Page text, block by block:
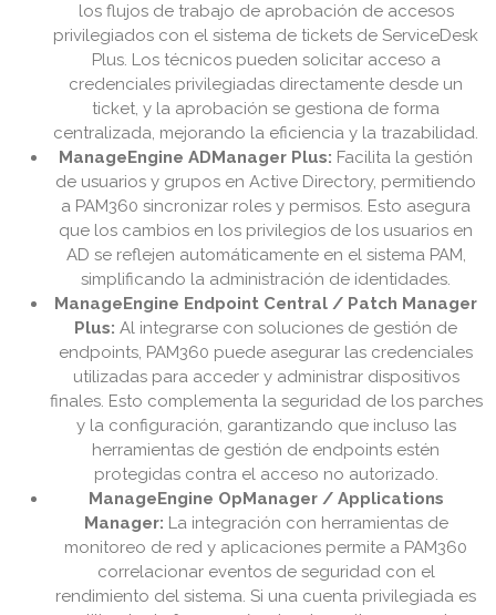
los flujos de trabajo de aprobación de accesos
privilegiados con el sistema de tickets de ServiceDesk
Plus. Los técnicos pueden solicitar acceso a
credenciales privilegiadas directamente desde un
ticket, y la aprobación se gestiona de forma
centralizada, mejorando la eficiencia y la trazabilidad.
ManageEngine ADManager Plus: Facilita la gestión
de usuarios y grupos en Active Directory, permitiendo
a PAM360 sincronizar roles y permisos. Esto asegura
que los cambios en los privilegios de los usuarios en
AD se reflejen automáticamente en el sistema PAM,
simplificando la administración de identidades.
ManageEngine Endpoint Central / Patch Manager
Plus: Al integrarse con soluciones de gestión de
endpoints, PAM360 puede asegurar las credenciales
utilizadas para acceder y administrar dispositivos
finales. Esto complementa la seguridad de los parches
y la configuración, garantizando que incluso las
herramientas de gestión de endpoints estén
protegidas contra el acceso no autorizado.
ManageEngine OpManager / Applications
Manager: La integración con herramientas de
monitoreo de red y aplicaciones permite a PAM360
correlacionar eventos de seguridad con el
rendimiento del sistema. Si una cuenta privilegiada es